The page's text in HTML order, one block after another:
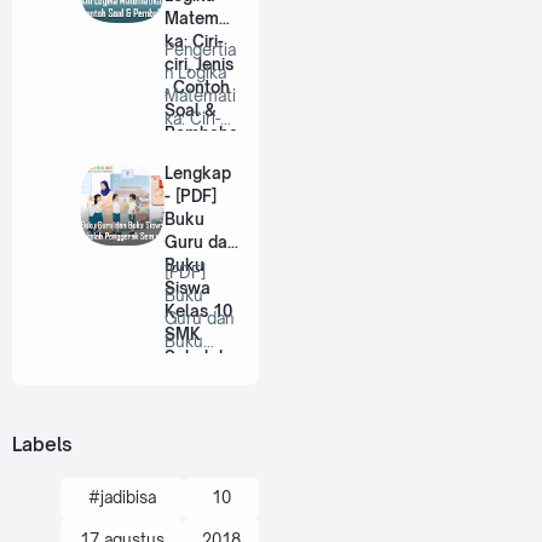
Matemati
ka: Ciri-
ciri, Jenis
, Contoh
Soal &
Pembaha
Pengertia
n Logika
Matemati
ka: Ciri-
, …
Lengkap
- [PDF]
Buku
Guru dan
Buku
Siswa
Kelas 10
SMK
Sekolah
[PDF]
Buku
Guru dan
Buku
Labels
#jadibisa 10